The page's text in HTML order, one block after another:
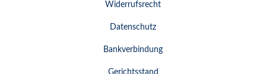
Widerrufsrecht
Datenschutz
Bankverbindung
Gerichtsstand